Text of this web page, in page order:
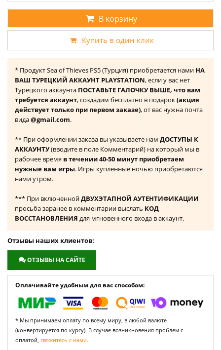
В корзину
Купить в один клик
* Продукт Sea of Thieves PS5 (Турция) приобретается нами НА
ВАШ ТУРЕЦКИЙ АККАУНТ PLAYSTATION, если у вас нет
Турецкого аккаунта ПОСТАВЬТЕ ГАЛОЧКУ ВЫШЕ, что вам
требуется аккаунт, создадим бесплатно в подарок(акция
действует только при первом заказе), от вас нужна почта
вида@gmail.com.
** При оформлении заказа вы указываете нам ДОСТУПЫ К
АККАУНТУ(вводите в поле Комментарий) на который мы в
рабочее время в течении 40-50 минут приобретаем
нужные вам игры. Игры купленные ночью приобретаются
нами утром.
*** При включеннойДВУХЭТАПНОЙ АУТЕНТИФИКАЦИИ
просьба заранее в комментарии выслать КОД
ВОССТАНОВЛЕНИЯ для мгновенного входа в аккаунт.
Отзывы наших клиентов:
ОТЗЫВЫ НА САЙТЕ
Оплачивайте удобным для вас способом:
* Мы принимаем оплату по всему миру, в любой валюте
(конвертируется по курсу). В случае возникновения проблем с
оплатой, свяжитесь с нами.